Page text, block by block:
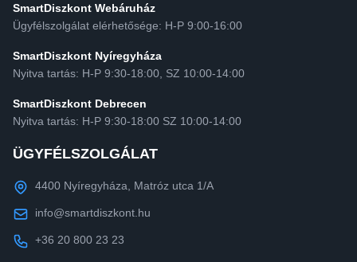
SmartDiszkont Webáruház
Ügyfélszolgálat elérhetősége: H-P 9:00-16:00
SmartDiszkont Nyíregyháza
Nyitva tartás: H-P 9:30-18:00, SZ 10:00-14:00
SmartDiszkont Debrecen
Nyitva tartás: H-P 9:30-18:00 SZ 10:00-14:00
ÜGYFÉLSZOLGÁLAT
4400 Nyíregyháza, Matróz utca 1/A
info@smartdiszkont.hu
+36 20 800 23 23